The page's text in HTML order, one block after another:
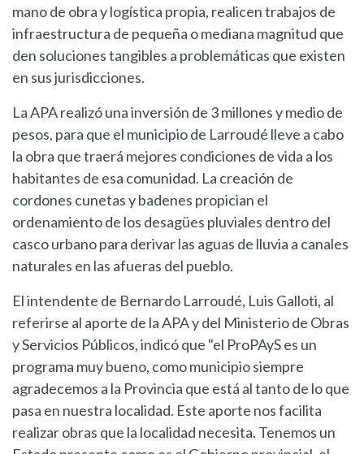
mano de obra y logística propia, realicen trabajos de
infraestructura de pequeña o mediana magnitud que
den soluciones tangibles a problemáticas que existen
en sus jurisdicciones.
La APA realizó una inversión de 3 millones y medio de
pesos, para que el municipio de Larroudé lleve a cabo
la obra que traerá mejores condiciones de vida a los
habitantes de esa comunidad. La creación de
cordones cunetas y badenes propician el
ordenamiento de los desagües pluviales dentro del
casco urbano para derivar las aguas de lluvia a canales
naturales en las afueras del pueblo.
El intendente de Bernardo Larroudé, Luis Galloti, al
referirse al aporte de la APA y del Ministerio de Obras
y Servicios Públicos, indicó que "el ProPAyS es un
programa muy bueno, como municipio siempre
agradecemos a la Provincia que está al tanto de lo que
pasa en nuestra localidad. Este aporte nos facilita
realizar obras que la localidad necesita. Tenemos un